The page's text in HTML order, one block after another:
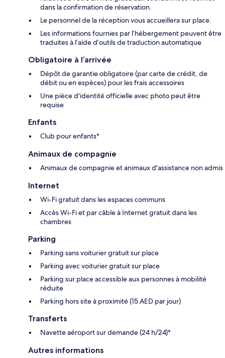
dans la confirmation de réservation.
Le personnel de la réception vous accueillera sur place.
Les informations fournies par l’hébergement peuvent être
traduites à l’aide d’outils de traduction automatique
Obligatoire à l’arrivée
Dépôt de garantie obligatoire (par carte de crédit, de
débit ou en espèces) pour les frais accessoires
Une pièce d'identité officielle avec photo peut être
requise
Enfants
Club pour enfants*
Animaux de compagnie
Animaux de compagnie et animaux d'assistance non admis
Internet
Wi-Fi gratuit dans les espaces communs
Accès Wi-Fi et par câble à Internet gratuit dans les
chambres
Parking
Parking sans voiturier gratuit sur place
Parking avec voiturier gratuit sur place
Parking sur place accessible aux personnes à mobilité
réduite
Parking hors site à proximité (15 AED par jour)
Transferts
Navette aéroport sur demande (24 h/24)*
Autres informations